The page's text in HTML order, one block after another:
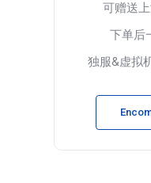
可赠送
下单后
独服&虚拟